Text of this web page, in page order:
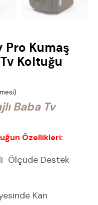
Pro Kumaş
Koltuğu
Baba Tv
Özellikleri:
Ölçüde Destek
Kan